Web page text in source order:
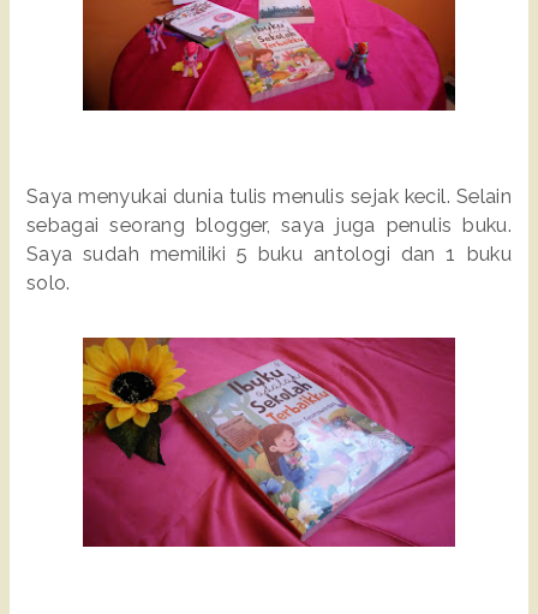
Saya menyukai dunia tulis menulis sejak kecil. Selain
sebagai seorang blogger, saya juga penulis buku.
Saya sudah memiliki 5 buku antologi dan 1 buku
solo.